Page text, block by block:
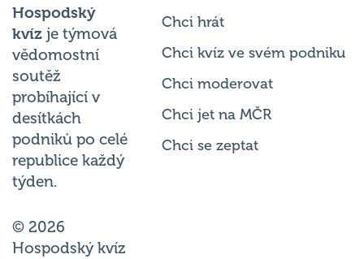
Hospodský
kvíz je týmová
vědomostní
soutěž
probíhající v
desítkách
podniků po celé
republice každý
týden.
© 2026
Hospodský kvíz
Chci hrát
Chci kvíz ve svém podniku
Chci moderovat
Chci jet na MČR
Chci se zeptat